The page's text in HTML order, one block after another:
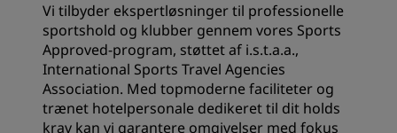
Vi tilbyder ekspertløsninger til professionelle
sportshold og klubber gennem vores Sports
Approved-program, støttet af i.s.t.a.a.,
International Sports Travel Agencies
Association. Med topmoderne faciliteter og
trænet hotelpersonale dedikeret til dit holds
krav kan vi garantere omgivelser med fokus